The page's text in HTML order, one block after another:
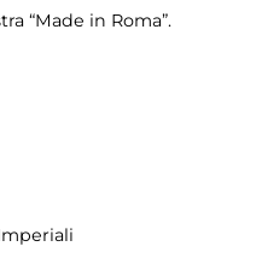
“Made in Roma”.